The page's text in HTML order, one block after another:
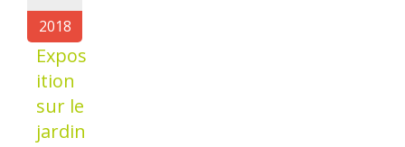
2018
Expos
ition
sur le
jardin